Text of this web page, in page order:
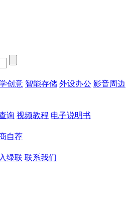
创意 智能存储 外设办公 影音周边
询 视频教程 电子说明书
自荐
绿联 联系我们